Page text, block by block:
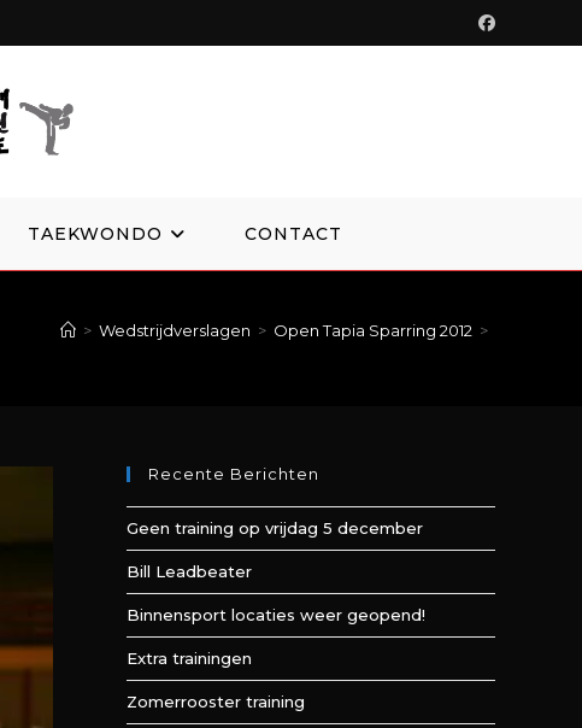
TAEKWONDO CONTACT
> Wedstrijdverslagen > Open Tapia Sparring 2012 >
Recente Berichten
Geen training op vrijdag 5 december
Bill Leadbeater
Binnensport locaties weer geopend!
Extra trainingen
Zomerrooster training